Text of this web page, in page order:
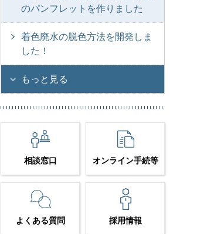
のパンフレットを作りました
着色廃水の脱色方法を開発しま
した！
もっと見る
相談窓口 オンライン手続等
よくある質問 採用情報